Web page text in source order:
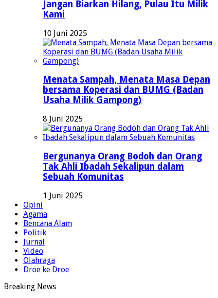
Jangan Biarkan Hilang, Pulau Itu Milik
Kami
10 Juni 2025
Menata Sampah, Menata Masa Depan
bersama Koperasi dan BUMG (Badan
Usaha Milik Gampong)
8 Juni 2025
Bergunanya Orang Bodoh dan Orang
Tak Ahli Ibadah Sekalipun dalam
Sebuah Komunitas
1 Juni 2025
Opini
Agama
Bencana Alam
Politik
Jurnal
Video
Olahraga
Droe ke Droe
Breaking News